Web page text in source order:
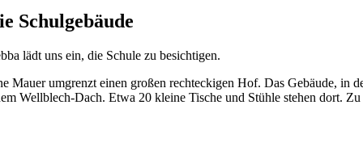
Schulgebäude
lädt uns ein, die Schule zu besichtigen.
Mauer umgrenzt einen großen rechteckigen Hof. Das Gebäude, in
Wellblech-Dach. Etwa 20 kleine Tische und Stühle stehen dort.